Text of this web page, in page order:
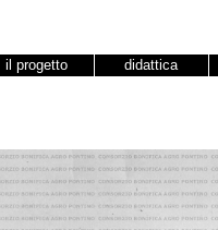
il progetto didattica